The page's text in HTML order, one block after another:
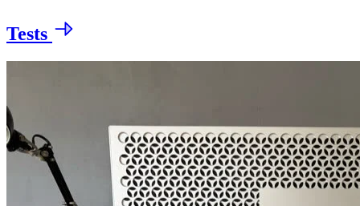
Tests